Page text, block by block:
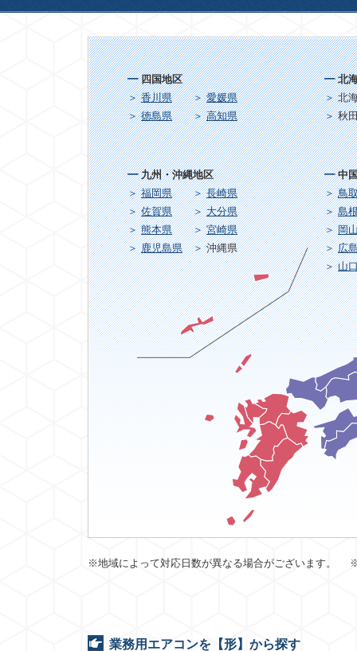
九州・沖縄地区
福岡県
長崎県
佐賀県
大分県
熊本県
宮崎県
鹿児島県
沖縄県
北
北
秋
中
鳥
島
岡
広
山
四国地区
香川県
愛媛県
徳島県
高知県
※地域によって対応日数が異なる場合がございます。
業務用エアコンを【形】から探す